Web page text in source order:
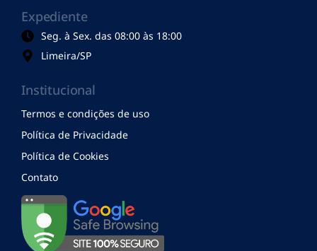
Expediente
Seg. à Sex. das 08:00 às 18:00
Limeira/SP
Institucional
Termos e condições de uso
Política de Privacidade
Política de Cookies
Contato